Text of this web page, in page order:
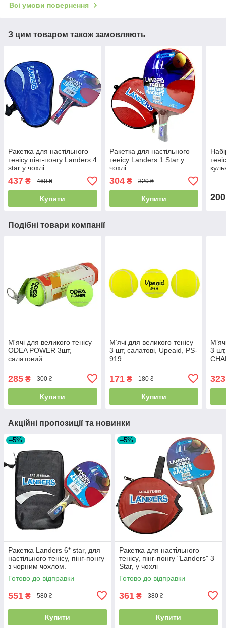
Всі умови повернення
З цим товаром також замовляють
Ракетка для настільного
тенісу пінг-понгу Landers 4
star у чохлі
437 ₴ 460 ₴
Купити
Ракетка для настільного
тенісу Landers 1 Star у
чохлі
304₴ 320 ₴
Купити 200
Подібні товари компанії
М'ячі для великого тенісу
ODEA POWER 3шт,
салатовий
285 ₴ 300 ₴
Купити
М’ячі для великого тенісу
3 шт, салатові, Upeaid, PS-
919
171₴ 180 ₴
Купити
3
323
Акційні пропозиції та новинки
–5%
Ракетка Landers 6* star, для
настільного тенісу, пінг-понгу
з чорним чохлом.
Готово до відправки
551 ₴ 580 ₴
Купити
–5%
Ракетка для настільного
тенісу, пінг-понгу "Landers" 3
Star, у чохлі
Готово до відправки
361 ₴ 380 ₴
Купити